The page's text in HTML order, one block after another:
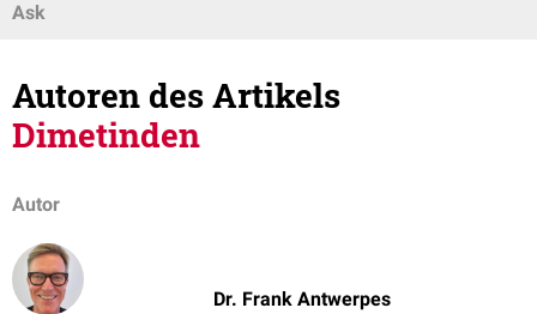
Ask
Autoren des Artikels
Dimetinden
Autor
Dr. Frank Antwerpes